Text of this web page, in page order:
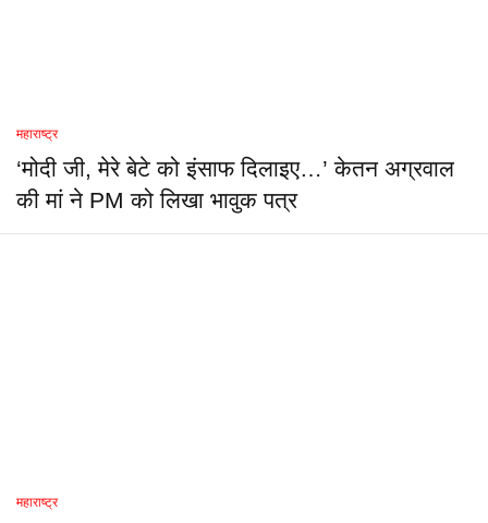
महाराष्ट्र
‘मोदी जी, मेरे बेटे को इंसाफ दिलाइए…’ केतन अग्रवाल
की मां ने PM को लिखा भावुक पत्र
महाराष्ट्र